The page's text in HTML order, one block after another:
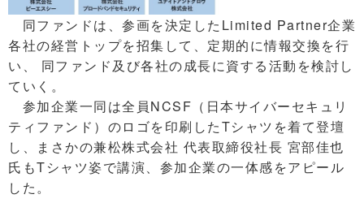
同ファンドは、参画を決定したLimited Partner企業
各社の経営トップを招集して、定期的に情報交換を行
い、 同ファンド及び各社の成長に資する活動を検討し
ていく。
参加企業一同は全員NCSF（日本サイバーセキュリ
ティファンド）のロゴを印刷したTシャツを着て登壇
し、まさかの兼松株式会社 代表取締役社長 宮部佳也
氏もTシャツ姿で講演、参加企業の一体感をアピール
した。